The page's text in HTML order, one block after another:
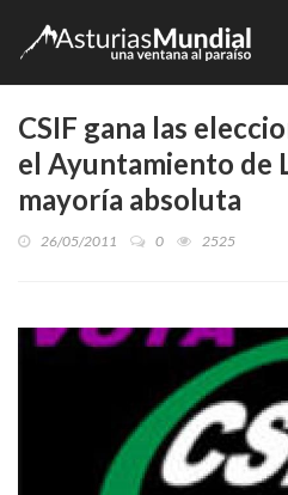
CSIF gana las
el Ayuntamiento de
mayoría absoluta
26/05/2011 0 2525